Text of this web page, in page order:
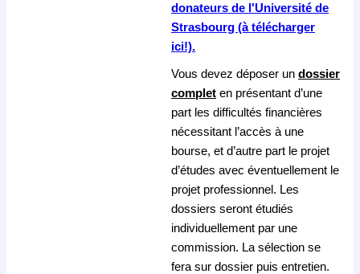
donateurs de l'Université de
Strasbourg (à télécharger
ici!).
Vous devez déposer un dossier
complet en présentant d’une
part les difficultés financières
nécessitant l’accès à une
bourse, et d’autre part le projet
d’études avec éventuellement le
projet professionnel. Les
dossiers seront étudiés
individuellement par une
commission. La sélection se
fera sur dossier puis entretien.